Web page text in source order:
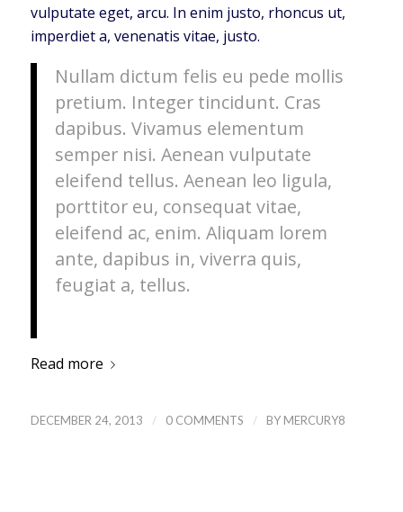
vulputate eget, arcu. In enim justo, rhoncus ut,
imperdiet a, venenatis vitae, justo.
Nullam dictum felis eu pede mollis
pretium. Integer tincidunt. Cras
dapibus. Vivamus elementum
semper nisi. Aenean vulputate
eleifend tellus. Aenean leo ligula,
porttitor eu, consequat vitae,
eleifend ac, enim. Aliquam lorem
ante, dapibus in, viverra quis,
feugiat a, tellus.
Read more
DECEMBER 24, 2013 / 0 COMMENTS / BY MERCURY8